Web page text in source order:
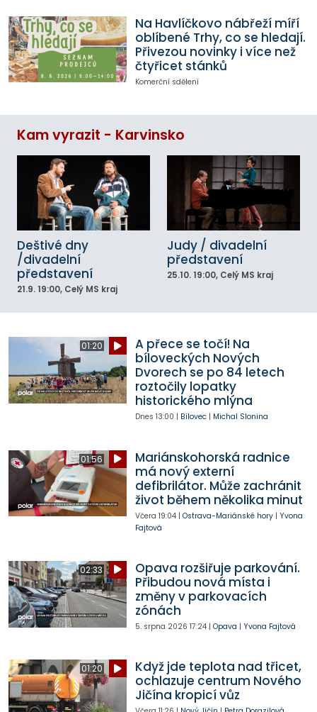
Na Havlíčkovo nábřeží míří
oblíbené Trhy, co se hledají.
Přivezou novinky i více než
čtyřicet stánků
Komerční sdělení
Kam vyrazit - Karvinsko
Deštivé dny
/divadelní
představení
21.9. 19:00, Celý MS kraj
Judy / divadelní
představení
25.10. 19:00, Celý MS kraj
01:20
A přece se točí! Na
bíloveckých Nových
Dvorech se po 84 letech
roztočily lopatky
historického mlýna
Dnes 13:00 | Bílovec| Michal Slonina
01:56
Mariánskohorská radnice
má nový externí
defibrilátor. Může zachránit
život během několika minut
Včera 19:04| Ostrava-Mariánské hory| Yvona
Fajtová
02:33
Opava rozšiřuje parkování.
Přibudou nová místa i
změny v parkovacích
zónách
5. srpna 2026 17:24| Opava | Yvona Fajtová
01:20
Když jde teplota nad třicet,
ochlazuje centrum Nového
Jičína kropicí vůz